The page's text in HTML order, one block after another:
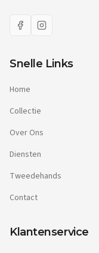
Snelle Links
Home
Collectie
Over Ons
Diensten
Tweedehands
Contact
Klantenservice